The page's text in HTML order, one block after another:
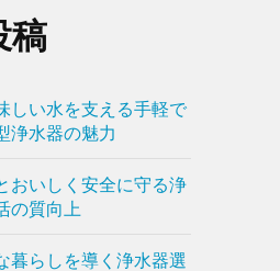
稿
しい水を支える手軽で
浄水器の魅力
おいしく安全に守る浄
の質向上
暮らしを導く浄水器選